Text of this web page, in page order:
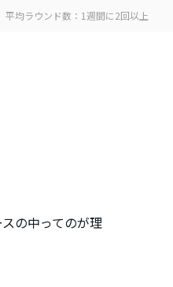
平均ラウンド数：1週間に2回以上
の中ってのが理